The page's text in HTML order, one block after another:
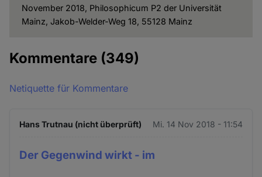
November 2018, Philosophicum P2 der Universität
Mainz, Jakob-Welder-Weg 18, 55128 Mainz
Kommentare (349)
Netiquette für Kommentare
Hans Trutnau (nicht überprüft) Mi. 14 Nov 2018 - 11:54
Der Gegenwind wirkt - im